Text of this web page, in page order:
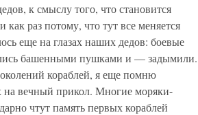
к смыслу того, что становится
раз потому, что тут все меняется
еще на глазах наших дедов: боевые
башенными пушками и — задымили.
кораблей, я еще помню
на вечный прикол. Многие моряки-
чтут память первых кораблей